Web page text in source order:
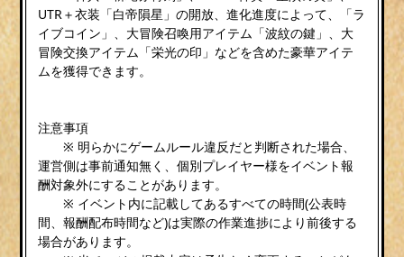
UTR＋衣装「白帝隕星」の開放、進化進度によって、「ラ
イブコイン」、大冒険召喚用アイテム「波紋の鍵」、大
冒険交換アイテム「栄光の印」などを含めた豪華アイテ
ムを獲得できます。
注意事項
※ 明らかにゲームルール違反だと判断された場合、
運営側は事前通知無く、個別プレイヤー様をイベント報
酬対象外にすることがあります。
※ イベント内に記載してあるすべての時間(公表時
間、報酬配布時間など)は実際の作業進捗により前後する
場合があります。